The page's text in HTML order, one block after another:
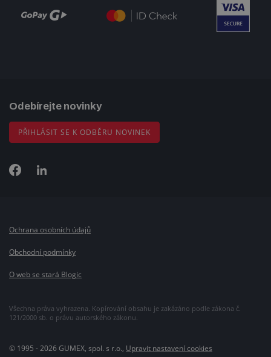
Odebírejte novinky
PŘIHLÁSIT SE K ODBĚRU NOVINEK
Všechna práva vyhrazena. Kopírování obsahu je zakázáno podle zákona č.
121/2000 sb. o právu autorského zákonu.
Ochrana osobních údajů
Obchodní podmínky
O web se stará Blogic
© 1995 - 2026 GUMEX, spol. s r.o., Upravit nastavení cookies